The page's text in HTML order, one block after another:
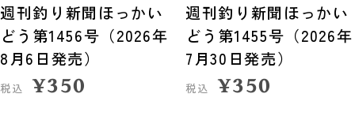
週刊釣り新聞ほっかい
どう第1456号（2026年
8月6日発売）
税込 ¥350
週刊釣り新聞ほっかい
どう第1455号（2026年
7月30日発売）
税込 ¥350